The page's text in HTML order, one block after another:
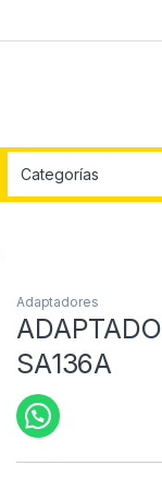
Adaptadores
SA136A